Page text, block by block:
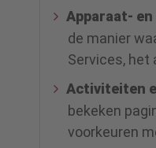
Apparaat-
de manier
Services, het
Activiteiten
bekeken
voorkeuren